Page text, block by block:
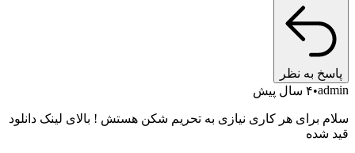
پاسخ به نظر
admin ۴ سال پیش
سلام برای هر کاری نیازی به تحریم شکن هستش ! بالای لینک دانلود
قید شده